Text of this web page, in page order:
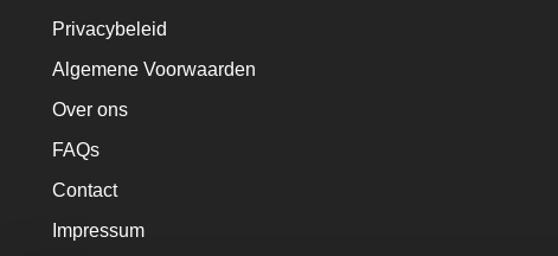
Privacybeleid
Algemene Voorwaarden
Over ons
FAQs
Contact
Impressum